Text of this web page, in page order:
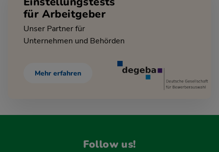
für Arbeitgeber
Unser Partner für
Unternehmen und Behörden
Mehr erfahren
Follow us!